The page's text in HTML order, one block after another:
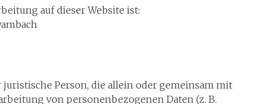
auf dieser Website ist:
Person, die allein oder gemeinsam mit
von personenbezogenen Daten (z. B.